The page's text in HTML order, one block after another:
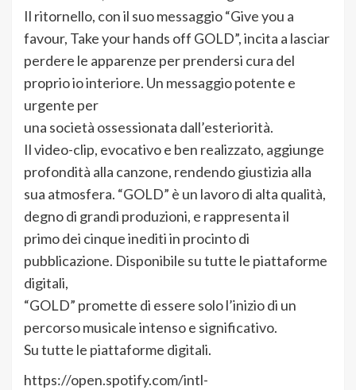
Il ritornello, con il suo messaggio “Give you a
favour, Take your hands off GOLD”, incita a lasciar
perdere le apparenze per prendersi cura del
proprio io interiore. Un messaggio potente e
urgente per
una società ossessionata dall’esteriorità.
Il video-clip, evocativo e ben realizzato, aggiunge
profondità alla canzone, rendendo giustizia alla
sua atmosfera. “GOLD” è un lavoro di alta qualità,
degno di grandi produzioni, e rappresenta il
primo dei cinque inediti in procinto di
pubblicazione. Disponibile su tutte le piattaforme
digitali,
“GOLD” promette di essere solo l’inizio di un
percorso musicale intenso e significativo.
Su tutte le piattaforme digitali.
https://open.spotify.com/intl-